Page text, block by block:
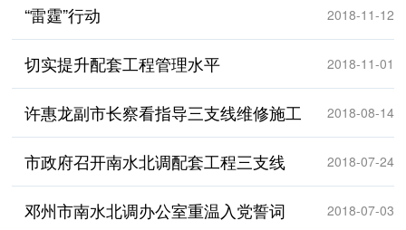
“雷霆”行动 2018-11-12
切实提升配套工程管理水平 2018-11-01
许惠龙副市长察看指导三支线维修施工 2018-08-14
市政府召开南水北调配套工程三支线 2018-07-24
邓州市南水北调办公室重温入党誓词 2018-07-03